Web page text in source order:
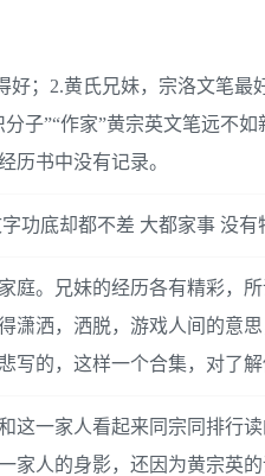
好；2.黄氏兄妹，宗洛文笔
子”“作家”黄宗英文笔远不
历书中没有记录。
功底却都不差 大都家事 没有
庭。兄妹的经历各有精彩，
潇洒，洒脱，游戏人间的意
写的，这样一个合集，对了解
这一家人看起来同宗同排行
家人的身影，还因为黄宗英